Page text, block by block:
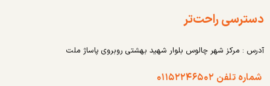
دسترسی راحت‌تر
آدرس : مرکز شهر چالوس بلوار شهید بهشتی روبروی پاساژ ملت
شماره تلفن ۰۱۱۵۲۲۴۶۵۰۲